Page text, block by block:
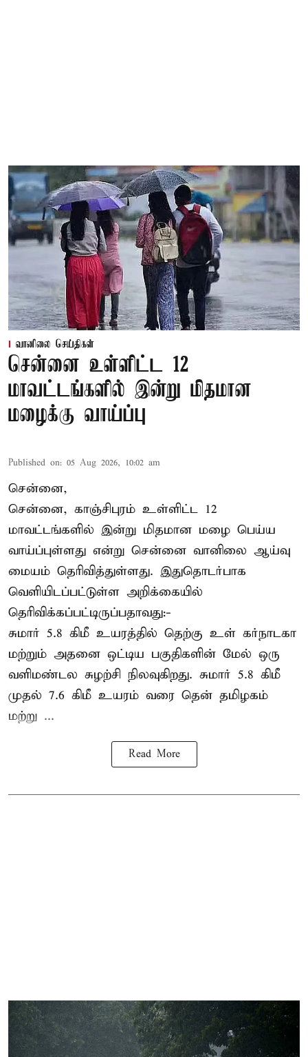
வானிலை செய்திகள்
சென்னை உள்ளிட்ட 12
மாவட்டங்களில் இன்று மிதமான
மழைக்கு வாய்ப்பு
Published on: 05 Aug 2026, 10:02 am
சென்னை,
சென்னை, காஞ்சிபுரம் உள்ளிட்ட 12
மாவட்டங்களில் இன்று மிதமான மழை பெய்ய
வாய்ப்புள்ளது என்று சென்னை வானிலை ஆய்வு
மையம் தெரிவித்துள்ளது. இதுதொடர்பாக
வெளியிடப்பட்டுள்ள அறிக்கையில்
தெரிவிக்கப்பட்டிருப்பதாவது:-
சுமார் 5.8 கிமீ உயரத்தில் தெற்கு உள் கர்நாடகா
மற்றும் அதனை ஒட்டிய பகுதிகளின் மேல் ஒரு
வளிமண்டல சுழற்சி நிலவுகிறது. சுமார் 5.8 கிமீ
முதல் 7.6 கிமீ உயரம் வரை தென் தமிழகம்
மற்று ...
Read More